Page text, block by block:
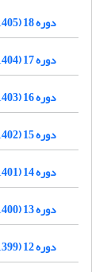
دوره 18 (1405)
دوره 17 (1404)
دوره 16 (1403)
دوره 15 (1402)
دوره 14 (1401)
دوره 13 (1400)
دوره 12 (1399)